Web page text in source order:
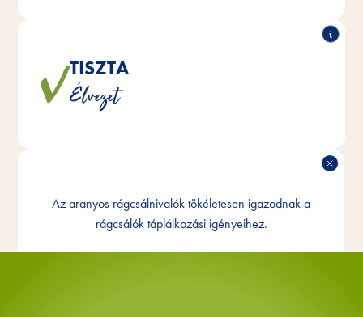
TISZTA
Élvezet
happy Teddy természetesen hozzáadott
IDEÁLIS
harmonizált
Az aranyos rágcsálnivalók tökéletesen igazodnak a
rágcsálók táplálkozási igényeihez.